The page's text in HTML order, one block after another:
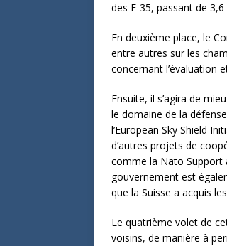
des F-35, passant de
En deuxième place, le
entre autres sur les
concernant l’évaluation
Ensuite, il s’agira de
le domaine de la
l’European Sky Shield
d’autres projets de
comme la Nato Support
gouvernement est
que la Suisse a acquis
Le quatrième volet de
voisins, de manière à